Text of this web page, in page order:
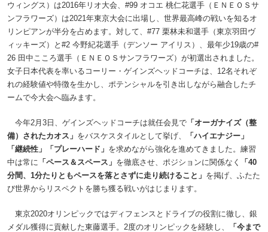
ウィングス）は2016年リオ大会、#99 オコエ 桃仁花選手（ＥＮＥＯＳサ
ンフラワーズ）は2021年東京大会に出場し、世界最高峰の戦いを知るオ
リンピアンが半分を占めます。対して、#77 栗林未和選手（東京羽田ヴ
ィッキーズ）と#2 今野紀花選手（デンソー アイリス）、最年少19歳の#
26 田中こころ選手（ＥＮＥＯＳサンフラワーズ）が初選出されました。
女子日本代表を率いるコーリー・ゲインズヘッドコーチは、12名それぞ
れの経験値や特徴を生かし、ポテンシャルを引き出しながら融合したチ
ームで今大会へ臨みます。
今年2月3日、ゲインズヘッドコーチは就任会見で 「オーガナイズ（整
備）されたカオス」 をバスケスタイルとして挙げ、
「ハイエナジー」
「継続性」
「プレーハード」 を求めながら強化を進めてきました。練習
中は常に 「ペース＆スペース」 を徹底させ、ポジションに関係なく
「40
分間、1分たりともペースを落とさずに走り続けること」 を掲げ、ふたた
び世界からリスペクトを勝ち獲る戦いがはじまります。
東京2020オリンピックではディフェンスとドライブの役割に徹し、銀
メダル獲得に貢献した東藤選手。2度のオリンピックを経験し、
「今まで